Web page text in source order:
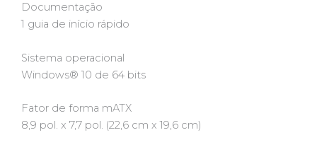
Documentação
1 guia de início rápido
Sistema operacional
Windows® 10 de 64 bits
Fator de forma mATX
8,9 pol. x 7,7 pol. (22,6 cm x 19,6 cm)